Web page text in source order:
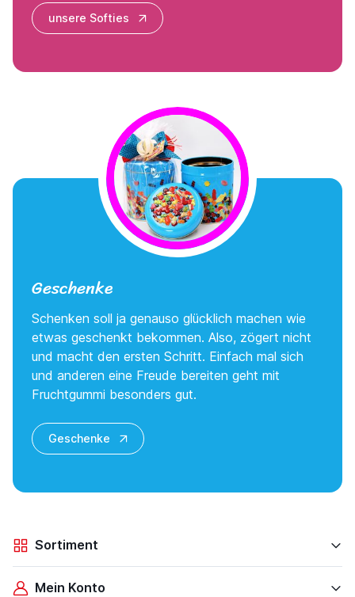
unsere Softies
Geschenke
Schenken soll ja genauso glücklich machen wie
etwas geschenkt bekommen. Also, zögert nicht
und macht den ersten Schritt. Einfach mal sich
und anderen eine Freude bereiten geht mit
Fruchtgummi besonders gut.
Geschenke
Sortiment
Mein Konto